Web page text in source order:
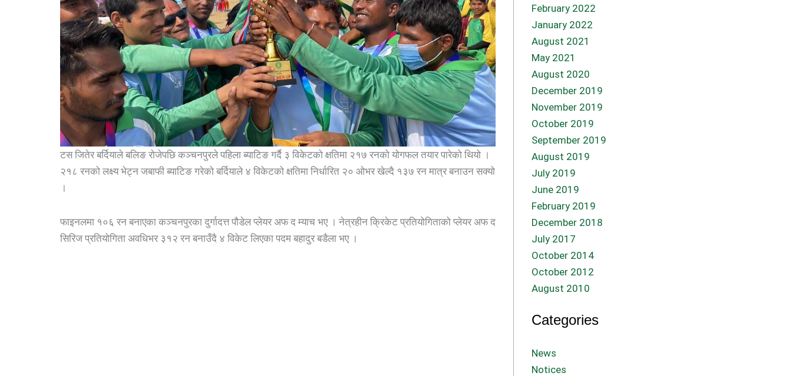
टस जितेर बर्दियाले बलिङ रोजेपछि कञ्चनपुरले पहिला ब्याटिङ गर्दै ३ विकेटको क्षतिमा २१७ रनको योगफल तयार पारेको थियो ।
२१८ रनको लक्ष्य भेट्न जबाफी ब्याटिङ गरेको बर्दियाले ४ विकेटको क्षतिमा निर्धारित २० ओभर खेल्दै १३७ रन मात्र बनाउन सक्यो
।
फाइनलमा १०६ रन बनाएका कञ्चनपुरका दुर्गादत्त पौडेल प्लेयर अफ द म्याच भए । नेत्रहीन क्रिकेट प्रतियोगिताको प्लेयर अफ द
सिरिज प्रतियोगिता अवधिभर ३१२ रन बनाउँदै ४ विकेट लिएका पदम बहादुर बडैला भए ।
February 2022
January 2022
August 2021
May 2021
August 2020
December 2019
November 2019
October 2019
September 2019
August 2019
July 2019
June 2019
February 2019
December 2018
July 2017
October 2014
October 2012
August 2010
Categories
News
Notices